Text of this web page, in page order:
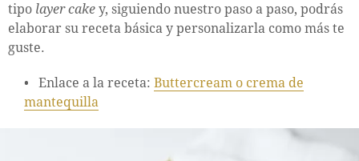
tipo layer cake y, siguiendo nuestro paso a paso, podrás
elaborar su receta básica y personalizarla como más te
guste.
Enlace a la receta: Buttercream o crema de
mantequilla